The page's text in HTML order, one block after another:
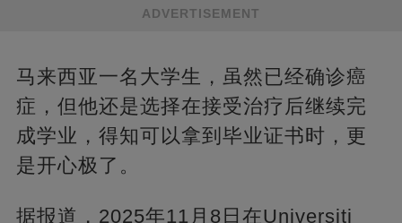
ADVERTISEMENT
马来西亚一名大学生，虽然已经确诊癌
症，但他还是选择在接受治疗后继续完
成学业，得知可以拿到毕业证书时，更
是开心极了。
据报道，2025年11月8日在Universiti